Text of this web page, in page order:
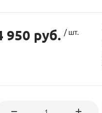
950 руб. / шт.